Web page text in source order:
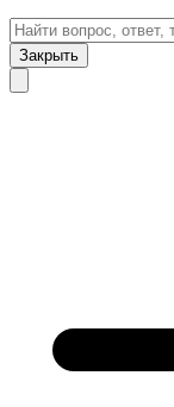
Закрыть